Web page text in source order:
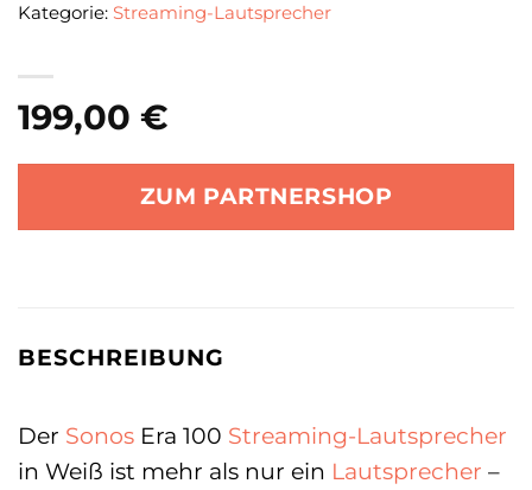
199,00 €
ZUM PARTNERSHOP
Kategorie: Streaming-Lautsprecher
BESCHREIBUNG
Der Sonos Era 100 Streaming-Lautsprecher
in Weiß ist mehr als nur ein Lautsprecher –